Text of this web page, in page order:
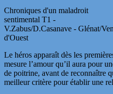
Chroniques d'un maladroit
sentimental T1 -
V.Zabus/D.Casanave - Glénat/
d'Ouest
Le héros apparaît dès les
mesure l’amour qu’il aura pour
de poitrine, avant de reconnaître
meilleur critère pour établir une